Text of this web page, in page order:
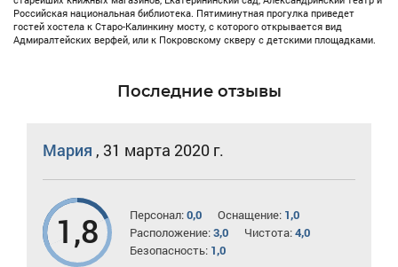
Российская национальная библиотека. Пятиминутная прогулка приведет
гостей хостела к Старо-Калинкину мосту, с которого открывается вид
Адмиралтейских верфей, или к Покровскому скверу с детскими площадками.
Последние отзывы
Мария , 31 марта 2020 г.
1,8 Персонал:0,0 Оснащение: 1,0
Расположение:3,0 Чистота:4,0
Безопасность: 1,0